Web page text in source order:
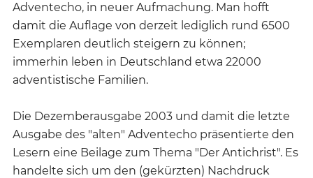
Adventecho, in neuer Aufmachung. Man hofft
damit die Auflage von derzeit lediglich rund 6500
Exemplaren deutlich steigern zu können;
immerhin leben in Deutschland etwa 22000
adventistische Familien.
Die Dezemberausgabe 2003 und damit die letzte
Ausgabe des "alten" Adventecho präsentierte den
Lesern eine Beilage zum Thema "Der Antichrist". Es
handelte sich um den (gekürzten) Nachdruck